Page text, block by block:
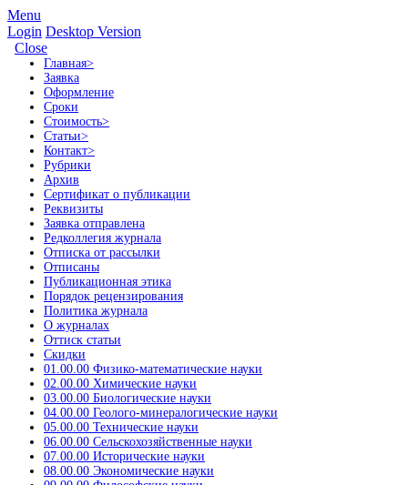
Menu
Login Desktop Version
Close
Главная>
Заявка
Оформление
Сроки
Стоимость>
Статьи>
Контакт>
Рубрики
Архив
Сертификат о публикации
Реквизиты
Заявка отправлена
Редколлегия журнала
Отписка от рассылки
Отписаны
Публикационная этика
Порядок рецензирования
Политика журнала
О журналах
Оттиск статьи
Скидки
01.00.00 Физико-математические науки
02.00.00 Химические науки
03.00.00 Биологические науки
04.00.00 Геолого-минералогические науки
05.00.00 Технические науки
06.00.00 Сельскохозяйственные науки
07.00.00 Исторические науки
08.00.00 Экономические науки